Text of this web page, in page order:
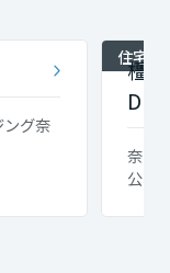
グ奈
住宅展
橿
奈良
公園